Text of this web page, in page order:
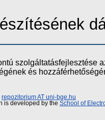
szolgáltatásfejlesztése
és
repozitorium AT uni-bge.hu
is developed by the School of